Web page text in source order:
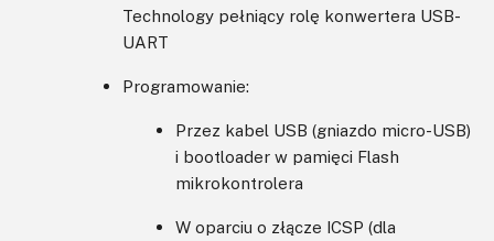
Technology pełniący rolę konwertera USB-
UART
Programowanie:
Przez kabel USB (gniazdo micro-USB)
i bootloader w pamięci Flash
mikrokontrolera
W oparciu o złącze ICSP (dla